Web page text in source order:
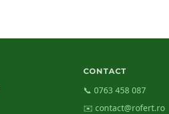
CONTACT
📞 0763 458 087
✉️ contact@rofert.ro